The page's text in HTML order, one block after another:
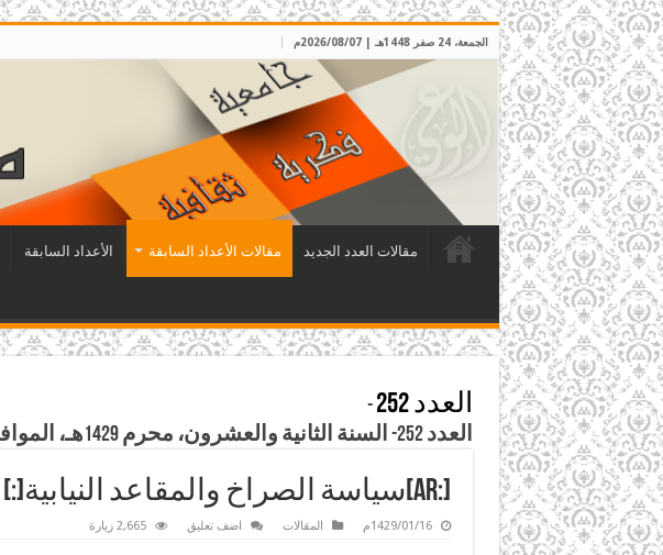
الجمعة، 24 صفر 1448هـ | 2026/08/07م
مقالات العدد الجديد مقالات الأعداد السابقة الأعداد السابقة
العدد 252
-
العدد 252- السنة الثانية والعشرون، محرم 1429هـ، الموافق كانون الثاني 2008م
[:ar]سياسة الصراخ والمقاعد النيابية[:]
1429/01/16م المقالات اضف تعليق 2,665 زيارة